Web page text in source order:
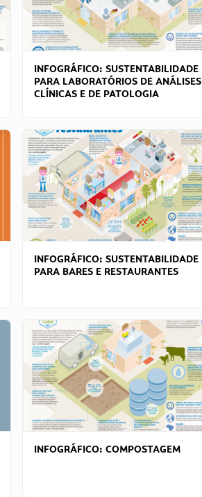
INFOGRÁFICO: SUSTENTABILIDADE
PARA LABORATÓRIOS DE ANÁLISES
CLÍNICAS E DE PATOLOGIA
INFOGRÁFICO: SUSTENTABILIDADE
PARA BARES E RESTAURANTES
INFOGRÁFICO: COMPOSTAGEM